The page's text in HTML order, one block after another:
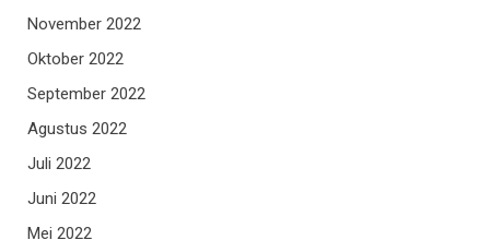
November 2022
Oktober 2022
September 2022
Agustus 2022
Juli 2022
Juni 2022
Mei 2022